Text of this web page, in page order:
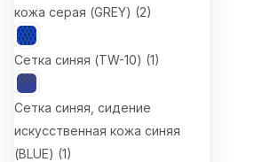
кожа серая (GREY) (2)
Сетка синяя (TW-10) (1)
Сетка синяя, сидение
искусственная кожа синяя
(BLUE) (1)